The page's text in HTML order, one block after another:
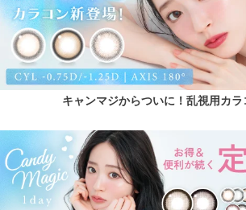
キャンマジからついに！乱視用カ